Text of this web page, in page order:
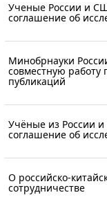
Ученые России и
соглашение об
Минобрнауки
совместную
публикаций
Учёные из России
соглашение об
О российско-
сотрудничестве